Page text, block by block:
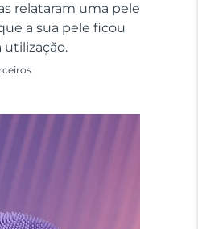
relataram uma pele
a sua pele ficou
utilização.